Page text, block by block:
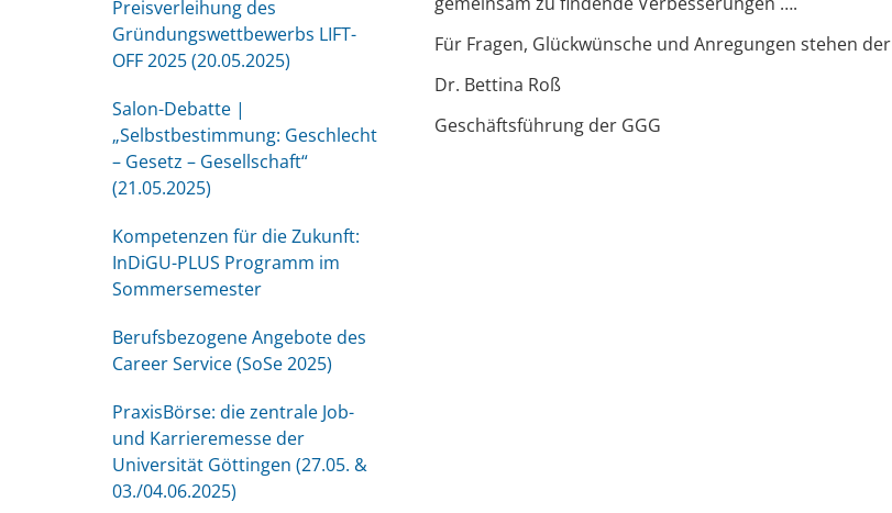
Preisverleihung des
Gründungswettbewerbs LIFT-
OFF 2025 (20.05.2025)
Salon-Debatte |
„Selbstbestimmung: Geschlecht
– Gesetz – Gesellschaft“
(21.05.2025)
Kompetenzen für die Zukunft:
InDiGU-PLUS Programm im
Sommersemester
Berufsbezogene Angebote des
Career Service (SoSe 2025)
PraxisBörse: die zentrale Job-
und Karrieremesse der
Universität Göttingen (27.05. &
03./04.06.2025)
Für Fragen, Glückwünsche und Anregungen stehen der
Dr. Bettina Roß
Geschäftsführung der GGG